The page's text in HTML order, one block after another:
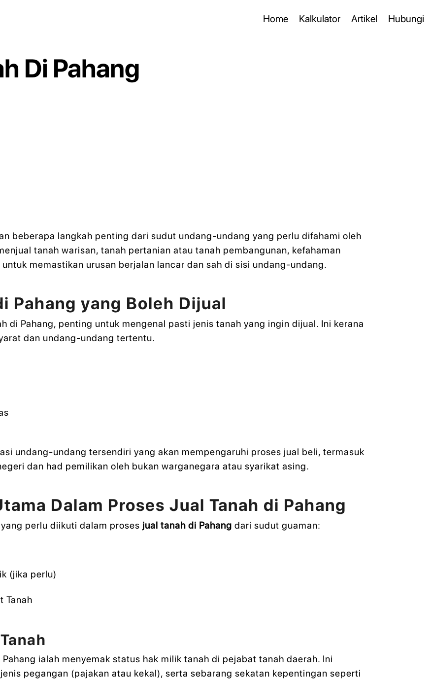
Home Kalkulator Artikel Hubungi
Di Pahang
beberapa langkah penting dari sudut undang-undang yang perlu difahami oleh
tanah warisan, tanah pertanian atau tanah pembangunan, kefahaman
memastikan urusan berjalan lancar dan sah di sisi undang-undang.
Pahang yang Boleh Dijual
di Pahang, penting untuk mengenal pasti jenis tanah yang ingin dijual. Ini kerana
dan undang-undang tertentu.
undang-undang tersendiri yang akan mempengaruhi proses jual beli, termasuk
dan had pemilikan oleh bukan warganegara atau syarikat asing.
Dalam Proses Jual Tanah di Pahang
perlu diikuti dalam proses jual tanah di Pahang dari sudut guaman:
(jika perlu)
Tanah
ialah menyemak status hak milik tanah di pejabat tanah daerah. Ini
pegangan (pajakan atau kekal), serta sebarang sekatan kepentingan seperti